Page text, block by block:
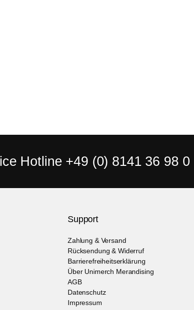
Hotline +49 (0) 8141 36 98 0
Support
Zahlung & Versand
Rücksendung & Widerruf
Barrierefreiheitserklärung
Über Unimerch Merandising
AGB
Datenschutz
Impressum